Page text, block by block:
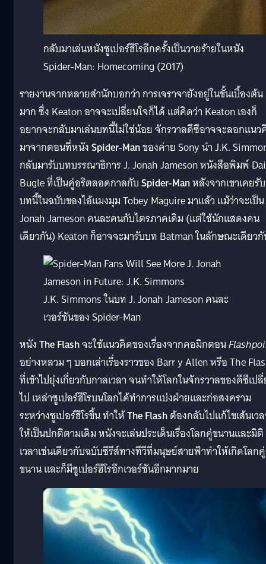
กลับมาเล่นหนังซูเปอร์ฮีโรอีกครั้งเป็นวายร้ายในหนัง
Spider-Man: Homecoming (2017)
รายงานจากหลายสำนักบอกว่า การเจราจายังอยู่ในขั้นเบื้องต้น
มาก ซึ่ง Keaton อาจจะเปลี่ยนใจก็ได้ แต่คิดว่า Keaton เองก็
อยากจะกลับมาเล่นบทนี้ไม่ใช่น้อย จักรวาลดีซีอาจจะลอกแน
มาจากตอนที่หนังSpider-Manของค่าย Sony นำ J.K.
กลับมารับบทบรรณาธิการ J. Jonah Jameson หนังสือพิมพ์
Bugle ที่เป็นคู่อริตลอดกาลกับSpider-Manหลังจากเขาเคยรับ
บทนี้ในฉบับของไอ้แมงมุม Tobey Maguire มาแล้ว แม้ว่าจะเป็
Jonah Jameson คนละคนกับไตรภาคเดิม (แต่ใช้นักแสดงคน
เดียวกัน) Keaton ก็อาจจะมารับบท Batman ในลักษณะเดียว
J.K. Simmons ในบท J. Jonah Jameson คนละ
เวอร์ชันของ Spider-Man
หนังThe Flashจะใช้แนวคิดของเรื่องจากคอมิกตอน
อย่างหลวม ๆ บอกเล่าเรื่องราวของ Barr y Allen หรือ The
ที่เข้าไปยุ่งเกี่ยวกับกาลเวลา จนทำให้โลกในจักรวาลของดีซีเป
ไป เหล่าซูเปอร์ฮีโรบนโลกได้ทำการแบ่งฝ่ายและก่อสงคราม
ระหว่างซูเปอร์ฮีโรขึ้น ทำให้The Flashต้องกลับไปแก้ไขเส้นเว
ให้เป็นปกติตามเดิม หนังจะเล่นประเด็นเรื่องโลกคู่ขนานและมิติ
เวลาเช่นเดียวกับฉบับซีรีส์ทางทีวีที่มนุษย์สายฟ้าทำให้เกิดโลกคู่
ขนาน และก็มีซูเปอร์ฮีโรอีกเวอร์ชันอีกมากมาย